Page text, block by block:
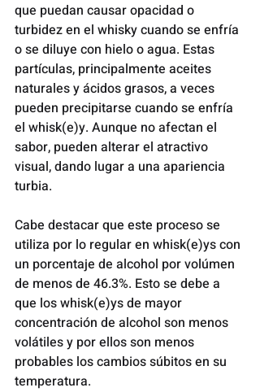
que puedan causar opacidad o
turbidez en el whisky cuando se enfría
o se diluye con hielo o agua. Estas
partículas, principalmente aceites
naturales y ácidos grasos, a veces
pueden precipitarse cuando se enfría
el whisk(e)y. Aunque no afectan el
sabor, pueden alterar el atractivo
visual, dando lugar a una apariencia
turbia.
Cabe destacar que este proceso se
utiliza por lo regular en whisk(e)ys con
un porcentaje de alcohol por volúmen
de menos de 46.3%. Esto se debe a
que los whisk(e)ys de mayor
concentración de alcohol son menos
volátiles y por ellos son menos
probables los cambios súbitos en su
temperatura.